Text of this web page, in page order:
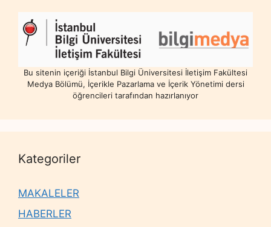
Bu sitenin içeriği İstanbul Bilgi Üniversitesi İletişim Fakültesi
Medya Bölümü, İçerikle Pazarlama ve İçerik Yönetimi dersi
öğrencileri tarafından hazırlanıyor
Kategoriler
MAKALELER
HABERLER